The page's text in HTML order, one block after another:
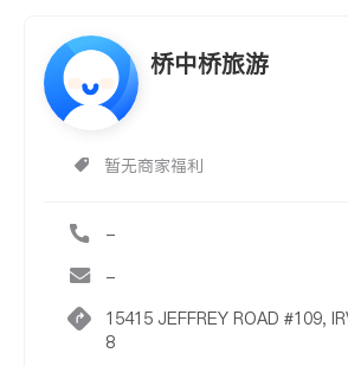
桥中桥旅游
暂无商家福利
-
-
15415 JEFFREY ROAD #109,
8